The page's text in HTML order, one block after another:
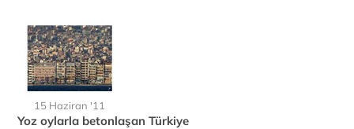
15 Haziran '11
Yoz oylarla betonlaşan Türkiye